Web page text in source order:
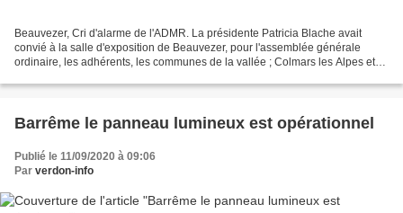
Beauvezer, Cri d'alarme de l'ADMR. La présidente Patricia Blache avait
convié à la salle d'exposition de Beauvezer, pour l'assemblée générale
ordinaire, les adhérents, les communes de la vallée ; Colmars les Alpes et
Barrême le panneau lumineux est opérationnel
Publié le 11/09/2020 à 09:06
Par verdon-info